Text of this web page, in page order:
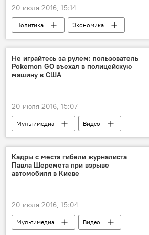
20 июля 2016, 15:14
Политика
Экономика
Оборонный бюджет Литвы
Не играйтесь за рулем: пользователь
Pokemon GO въехал в полицейскую
машину в США
20 июля 2016, 15:07
Мультимедиа
Видео
Покемоны: нашествие
Кадры с места гибели журналиста
Павла Шеремета при взрыве
автомобиля в Киеве
20 июля 2016, 15:04
Мультимедиа Видео